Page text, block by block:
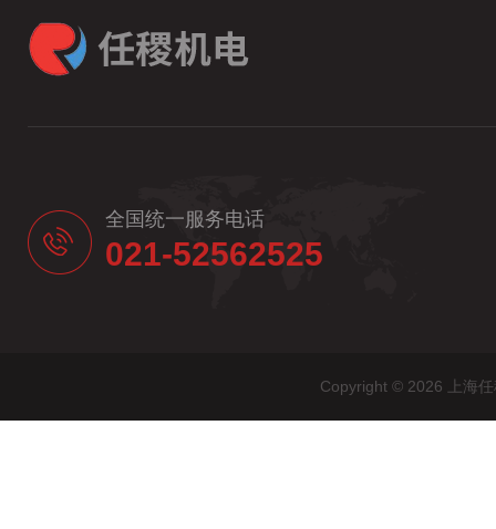
全国统一服务电话
021-52562525
Copyright © 2026 上海